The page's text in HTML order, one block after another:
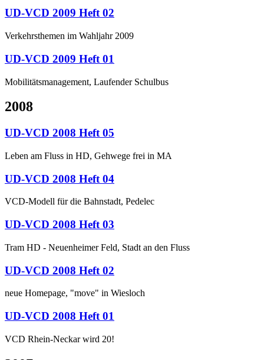
UD-VCD 2009 Heft 02
Verkehrsthemen im Wahljahr 2009
UD-VCD 2009 Heft 01
Mobilitätsmanagement, Laufender Schulbus
2008
UD-VCD 2008 Heft 05
Leben am Fluss in HD, Gehwege frei in MA
UD-VCD 2008 Heft 04
VCD-Modell für die Bahnstadt, Pedelec
UD-VCD 2008 Heft 03
Tram HD - Neuenheimer Feld, Stadt an den Fluss
UD-VCD 2008 Heft 02
neue Homepage, "move" in Wiesloch
UD-VCD 2008 Heft 01
VCD Rhein-Neckar wird 20!